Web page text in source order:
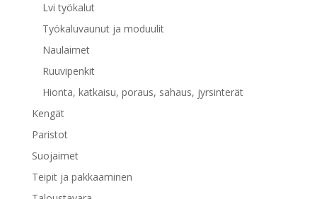
Lvi työkalut
Työkaluvaunut ja moduulit
Naulaimet
Ruuvipenkit
Hionta, katkaisu, poraus, sahaus, jyrsinterät
Kengät
Paristot
Suojaimet
Teipit ja pakkaaminen